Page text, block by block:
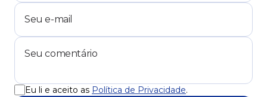
Eu li e aceito as Política de Privacidade.